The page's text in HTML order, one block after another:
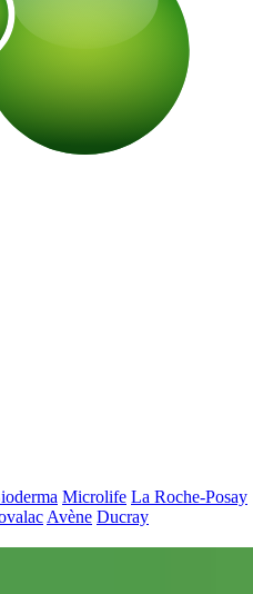
Microlife La Roche-Posay
Avène Ducray